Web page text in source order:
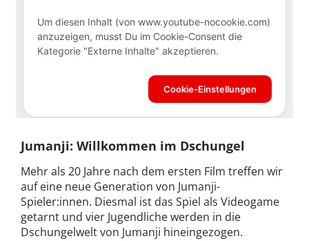
Jumanji: Willkommen im Dschungel
Mehr als 20 Jahre nach dem ersten Film treffen wir
auf eine neue Generation von Jumanji-
Spieler:innen. Diesmal ist das Spiel als Videogame
getarnt und vier Jugendliche werden in die
Dschungelwelt von Jumanji hineingezogen.